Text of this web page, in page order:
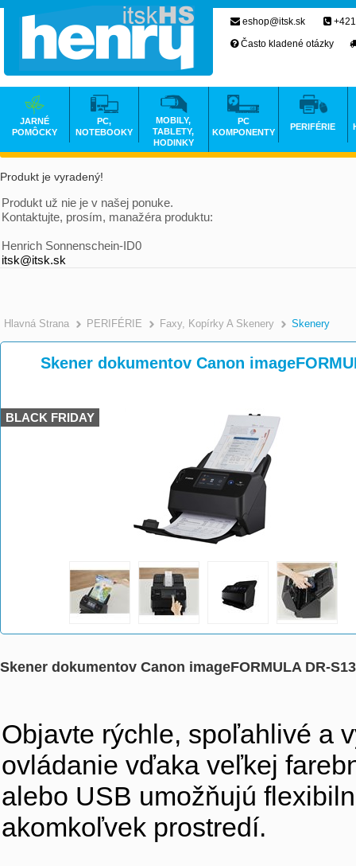
Produkt je vyradený!
Produkt už nie je v našej ponuke.
Kontaktujte, prosím, manažéra produktu:
Henrich Sonnenschein-ID0
itsk@itsk.sk
Hlavná Strana >
PERIFÉRIE >
Faxy, Kopírky A Skenery Skenery
Skener dokumentov Canon
BLACK FRIDAY
Skener dokumentov Canon imageFORMULA DR-
Objavte rýchle, spoľahlivé a
ovládanie vďaka veľkej
alebo USB umožňujú
akomkoľvek prostredí.
eshop@itsk.sk
Často kladené otázky
JARNÉ
POMÔCKY
PC,
NOTEBOOKY
MOBILY,
TABLETY,
HODINKY
PC
KOMPONENTY
PERIFÉRIE